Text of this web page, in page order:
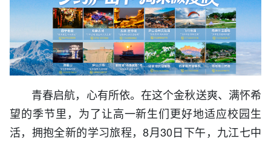
青春启航，心有所依。在这个金秋送爽、满怀希
望的季节里，为了让高一新生们更好地适应校园生
活，拥抱全新的学习旅程，8月30日下午，九江七中